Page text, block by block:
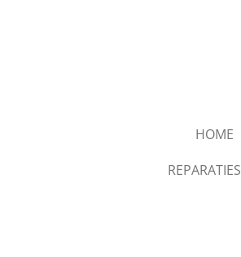
HOME
REPARATIES